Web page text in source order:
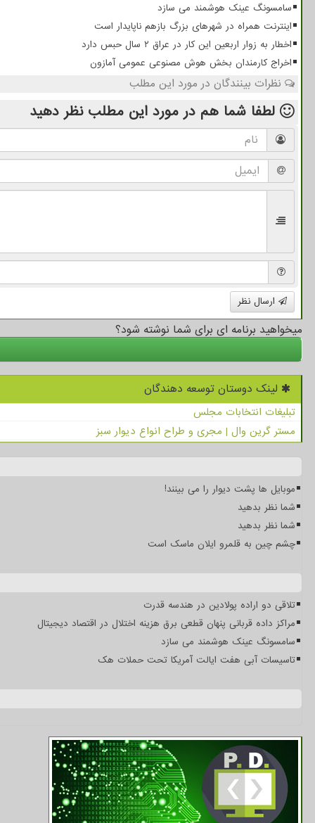
سامسونگ عینک هوشمند می سازد
اینترنت همراه در شهرهای بزرگ بازهم ناپایدار است
اخطار به زوار اربعین این کار در عراق ۲ سال حبس دارد
اخراج کارمندان بخش هوش مصنوعی عمومی آمازون
نظرات بینندگان در مورد این مطلب
لطفا شما هم در مورد این مطلب نظر دهید
ارسال نظر
میخواهید برنامه ای برای شما نوشته شود؟
لینک دوستان توسعه دهندگان
تبلیغات انتخابات مجلس
مستر گرین وال | مجری و طراح انواع دیوار سبز
موبایل ها پشت دیوار را می بینند!
شما نظر بدهید
شما نظر بدهید
چشم چین به قلمرو ایلان ماسک است
تلاقی دو اراده پولادین در هندسه قدرت
مراکز داده قربانی پنهان قطعی برق هزینه اختلال در اقتصاد دیجیتال
سامسونگ عینک هوشمند می سازد
تاسیسات آبی هفت ایالت آمریکا تحت حملات هک